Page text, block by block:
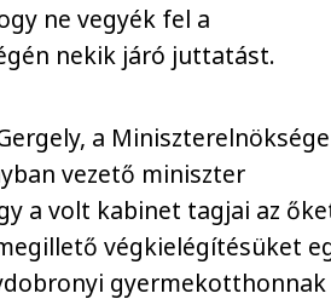
ne vegyék fel a
nekik járó juttatást.
a
vezető miniszter
a volt kabinet tagjai az
végkielégítésüket
gyermekotthonnak